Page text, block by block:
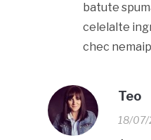
batute
celelalte
chec
Teo
18/07/